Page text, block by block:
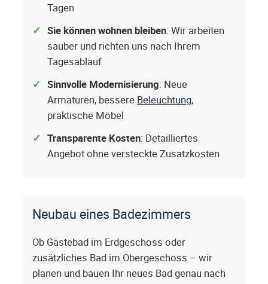
Tagen
Sie können wohnen bleiben: Wir arbeiten
sauber und richten uns nach Ihrem
Tagesablauf
Sinnvolle Modernisierung: Neue
Armaturen, bessere Beleuchtung,
praktische Möbel
Transparente Kosten: Detailliertes
Angebot ohne versteckte Zusatzkosten
Neubau eines Badezimmers
Ob Gästebad im Erdgeschoss oder
zusätzliches Bad im Obergeschoss – wir
planen und bauen Ihr neues Bad genau nach